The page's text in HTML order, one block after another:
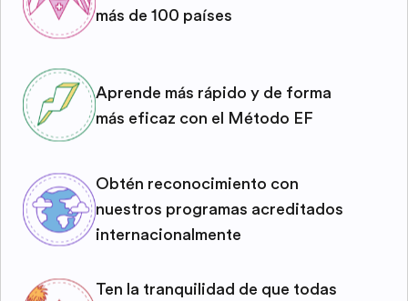
más de 100 países
Aprende más rápido y de forma
más eficaz con el Método EF
Obtén reconocimiento con
nuestros programas acreditados
internacionalmente
Ten la tranquilidad de que todas